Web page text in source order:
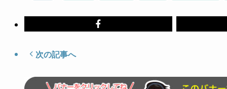
次の記事へ